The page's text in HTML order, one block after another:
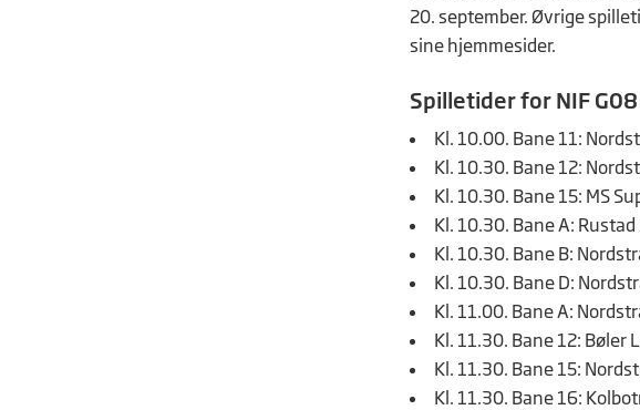
20. september. Øvrige
sine hjemmesider.
Spilletider for NIF
Kl. 10.00. Bane 11:
Kl. 10.30. Bane 12:
Kl. 10.30. Bane 15: MS
Kl. 10.30. Bane A:
Kl. 10.30. Bane B:
Kl. 10.30. Bane D:
Kl. 11.00. Bane A:
Kl. 11.30. Bane 12: Bøler
Kl. 11.30. Bane 15:
Kl. 11.30. Bane 16: